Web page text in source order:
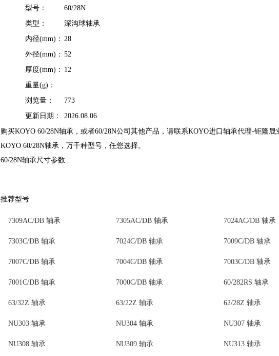
型号：
60/28N
类型：
深沟球轴承
内径(mm)： 28
外径(mm)： 52
厚度(mm)： 12
重量(g)：
浏览量：
773
更新日期：
2026.08.06
购买KOYO 60/28N轴承，或者60/28N公司其他产品，请联系KOYO进口轴承代理-钜隆
KOYO 60/28N轴承，万千种型号，任您选择。
60/28N轴承尺寸参数
推荐型号
7309AC/DB 轴承 7305AC/DB 轴承 7024AC/DB 轴承
7303C/DB 轴承 7024C/DB 轴承 7009C/DB 轴承
7007C/DB 轴承 7004C/DB 轴承 7003C/DB 轴承
7001C/DB 轴承 7000C/DB 轴承 60/282RS 轴承
63/32Z 轴承 63/22Z 轴承 62/28Z 轴承
NU303 轴承 NU304 轴承 NU307 轴承
NU308 轴承 NU309 轴承 NU313 轴承